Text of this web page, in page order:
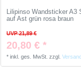
Lilipinso Wandsticker A3
auf Ast grün rosa braun
UVP 21,89 €
20,80 € *
*inkl. ges. MwSt. zzgl.